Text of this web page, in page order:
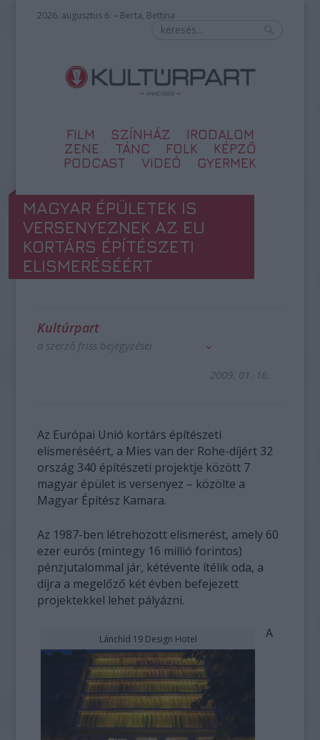
2026. augusztus 6. – Berta, Bettina
FILM SZÍNHÁZ
IRODALOM
ZENE
TÁNC FOLK
KÉPZŐ
PODCAST
VIDEÓ GYERMEK
MAGYAR ÉPÜLETEK IS
VERSENYEZNEK AZ EU
KORTÁRS ÉPÍTÉSZETI
ELISMERÉSÉÉRT
Kultúrpart
a szerző friss bejegyzései
2009. 01. 16.
Az Európai Unió kortárs építészeti
elismeréséért, a Mies van der Rohe-díjért 32
ország 340 építészeti projektje között 7
magyar épület is versenyez – közölte a
Magyar Építész Kamara.
Az 1987-ben létrehozott elismerést, amely 60
ezer eurós (mintegy 16 millió forintos)
pénzjutalommal jár, kétévente ítélik oda, a
díjra a megelőző két évben befejezett
projektekkel lehet pályázni.
Lánchíd 19 Design Hotel A